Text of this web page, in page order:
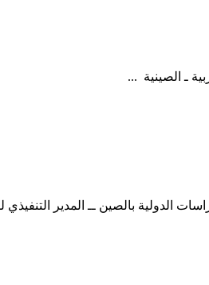
ـ الصينية ...
الدولية بالصين ــ المدير التنفيذي